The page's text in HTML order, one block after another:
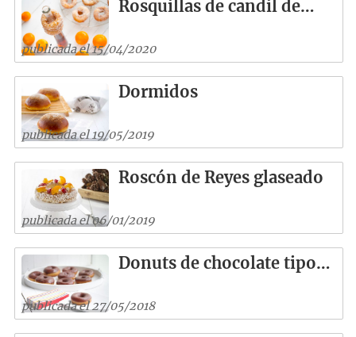
Rosquillas de candil de…
publicada el 15/04/2020
Dormidos
publicada el 19/05/2019
Roscón de Reyes glaseado
publicada el 06/01/2019
Donuts de chocolate tipo…
publicada el 27/05/2018